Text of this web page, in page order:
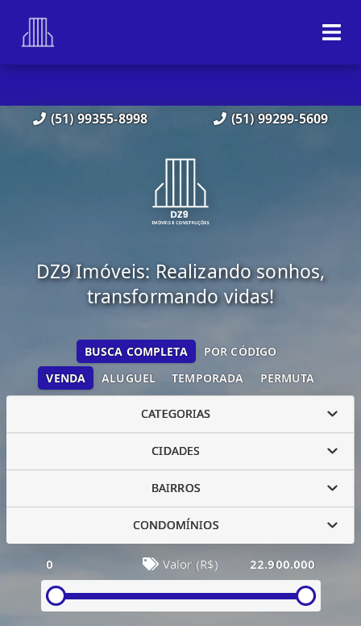
(51) 99355-8998 (51) 99299-5609
DZ9 Imóveis: Realizando sonhos,
transformando vidas!
VENDA ALUGUEL TEMPORADA PERMUTA
BUSCA COMPLETA POR CÓDIGO
CATEGORIAS
CIDADES
BAIRROS
CONDOMÍNIOS
0 Valor (R$) 22.900.000